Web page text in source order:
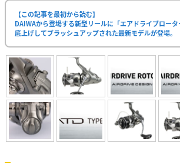
【この記事を最初から読む】
DAIWAから登場する新型リールに「エアドライブロー
底上げしてブラッシュアップされた最新モデルが登場。